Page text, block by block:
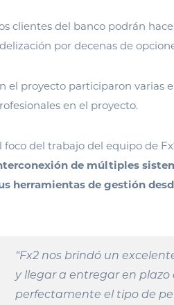
clientes del banco podrán
por decenas de
el proyecto participaron varias
en el proyecto.
foco del trabajo del equipo de
de múltiples
herramientas de gestión
“Fx2 nos brindó un
y llegar a entregar en
perfectamente el tipo de